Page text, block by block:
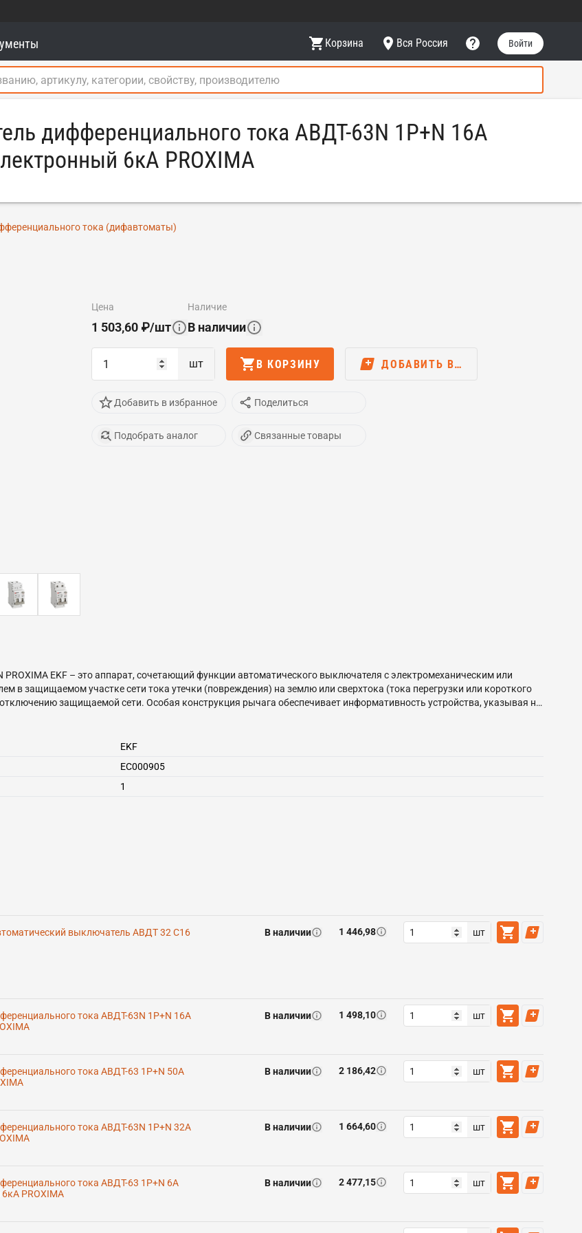
Корзина Вся Россия Войти
дифференциального тока АВДТ-63N 1P+N 16А
6кА PROXIMA
тока (дифавтоматы)
цена
1 503,60 ₽/шт
наличие
В наличии
шт В КОРЗИНУ ДОБАВИТЬ В…
Добавить в избранное Поделиться
Подобрать аналог Связанные товары
EKF – это аппарат, сочетающий функции автоматического выключателя с электромеханическим или
защищаемом участке сети тока утечки (повреждения) на землю или сверхтока (тока перегрузки или короткого
защищаемой сети. Особая конструкция рычага обеспечивает информативность устройства, указывая на
или перегрузка, опущены обе части рычага – ток утечки). Особенностью данной серии АВДТ является
крышки, закрывающие доступ к винтовым зажимам и служащие для опломбирования винтовых клемм,
выключатели дифференциального тока АВДТ-63N PROXIMA EKF соответствуют ГОСТ IEC 61009-1.
EKF
EC000905
1
выключатель АВДТ 32 C16 В наличии 1 446,98 шт
тока АВДТ-63N 1P+N 16А
В наличии 1 498,10 шт
тока АВДТ-63 1P+N 50А
В наличии 2 186,42 шт
тока АВДТ-63N 1P+N 32А
В наличии 1 664,60 шт
тока АВДТ-63 1P+N 6А
PROXIMA
В наличии 2 477,15 шт